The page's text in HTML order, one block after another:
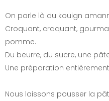
On parle là du kouign
Croquant, craquant,
pomme.
Du beurre, du sucre, une
Une préparation
Nous laissons pousser la